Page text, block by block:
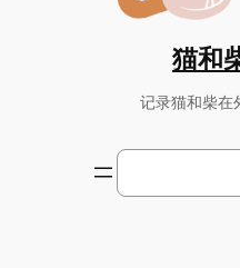
猫和
记录猫和柴在
Search